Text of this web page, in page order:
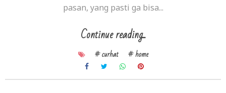
pasan, yang pasti ga bisa...
Continue reading...
# curhat # home